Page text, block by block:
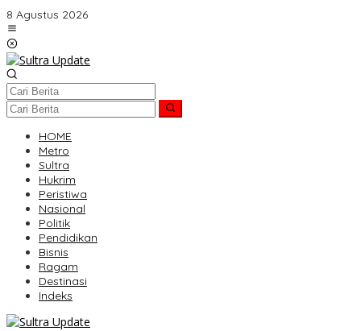
Lewati
ke
konten
8 Agustus 2026
HOME
Metro
Sultra
Hukrim
Peristiwa
Nasional
Politik
Pendidikan
Bisnis
Ragam
Destinasi
Indeks